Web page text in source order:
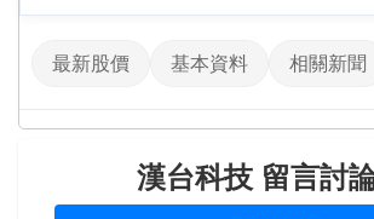
最新股價 基本資料 相關新聞
漢台科技 留言討